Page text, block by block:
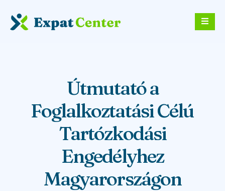
Útmutató a
Foglalkoztatási Célú
Tartózkodási
Engedélyhez
Magyarországon